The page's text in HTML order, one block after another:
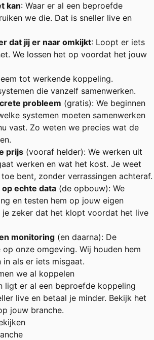
kan: Waar er al een beproefde
we die. Dat is sneller live en
dat jij er naar omkijkt: Loopt er iets
We lossen het op voordat het jouw
tot werkende koppeling.
die vanzelf samenwerken.
probleem (gratis): We beginnen
systemen moeten samenwerken
vast. Zo weten we precies wat de
prijs (vooraf helder): We werken uit
werken en wat het kost. Je weet
bent, zonder verrassingen achteraf.
echte data (de opbouw): We
en testen hem op jouw eigen
je zeker dat het klopt voordat het live
monitoring (en daarna): De
onze omgeving. Wij houden hem
als er iets misgaat.
we al koppelen
ligt er al een beproefde koppeling
live en betaal je minder. Bekijk het
jouw branche.